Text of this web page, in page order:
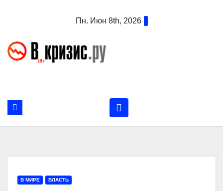
Пн. Июн 8th, 2026
В МИРЕ ВЛАСТЬ